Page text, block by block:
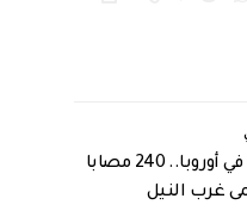
تحذير صحي في أوروبا.. 240 مصابا
غرب النيل